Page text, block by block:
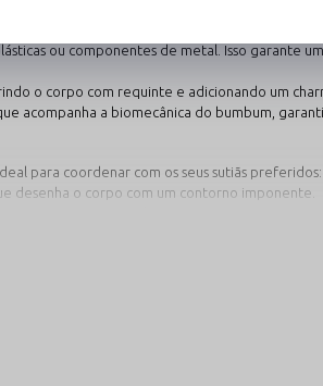
livre de interferências ou marcas sob o
ou componentes de metal. Isso garante
o corpo com requinte e adicionando um
acompanha a biomecânica do bumbum,
para coordenar com os seus sutiãs preferidos:
desenha o corpo com um contorno imponente.